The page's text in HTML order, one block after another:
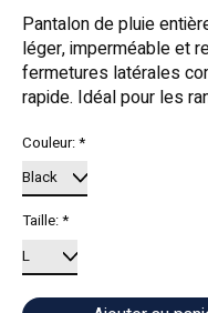
Pantalon de pluie
léger, imperméable et
fermetures latérales
rapide. Idéal pour les
Couleur:*
Taille:*